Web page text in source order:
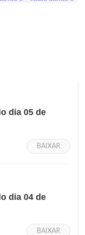
dia 05 de
BAIXAR
dia 04 de
BAIXAR